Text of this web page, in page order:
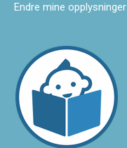
Endre mine opplysninger